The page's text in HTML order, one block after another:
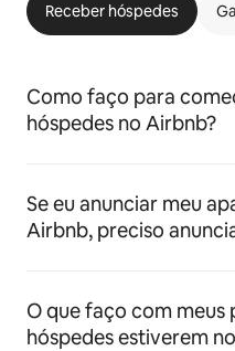
Receber hóspedes
Como faço para
hóspedes no Airbnb?
Se eu anunciar meu
Airbnb, preciso
O que faço com meus
hóspedes estiverem